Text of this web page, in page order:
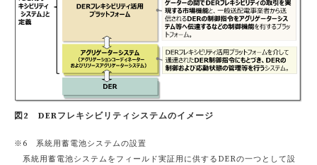
図2 DERフレキシビリティシステムのイメージ
※6 系統用蓄電池システムの設置
系統用蓄電池システムをフィールド実証用に供するDERの一つとして設